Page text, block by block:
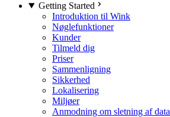
Getting Started
Introduktion til Wink
Nøglefunktioner
Kunder
Tilmeld dig
Priser
Sammenligning
Sikkerhed
Lokalisering
Miljøer
Anmodning om sletning af data